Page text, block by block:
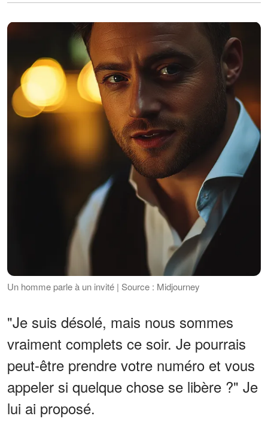
Un homme parle à un invité | Source : Midjourney
"Je suis désolé, mais nous sommes
vraiment complets ce soir. Je pourrais
peut-être prendre votre numéro et vous
appeler si quelque chose se libère ?" Je
lui ai proposé.